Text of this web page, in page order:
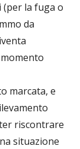
la fuga o
da
marcata, e
riscontrare
situazione